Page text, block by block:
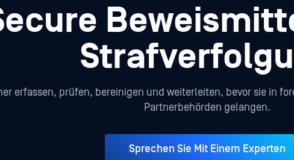
erfassen, prüfen, bereinigen und weiterleiten, bevor sie in
Partnerbehörden gelangen.
Sprechen Sie Mit Einem Experten